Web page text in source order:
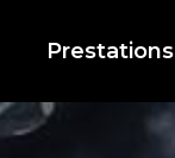
Prestations